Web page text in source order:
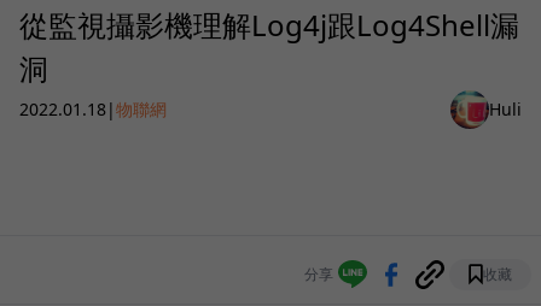
從監視攝影機理解Log4j跟Log4Shell漏
洞
2022.01.18|物聯網 Huli
分享 收藏